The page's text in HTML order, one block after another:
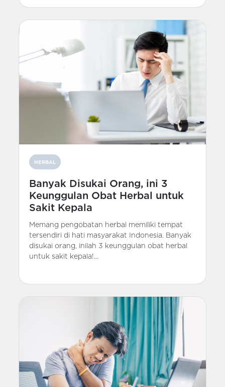
HERBAL
Banyak Disukai Orang, ini 3
Keunggulan Obat Herbal untuk
Sakit Kepala
Memang pengobatan herbal memiliki tempat
tersendiri di hati masyarakat Indonesia. Banyak
disukai orang, inilah 3 keunggulan obat herbal
untuk sakit kepala!...